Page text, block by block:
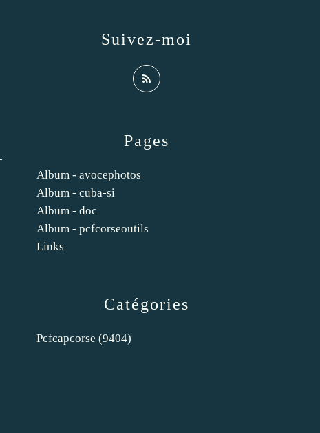
Catégories
Pcfcapcorse (9404)
Pages
Album - avocephotos
Album - cuba-si
Album - doc
Album - pcfcorseoutils
Links
Suivez-moi